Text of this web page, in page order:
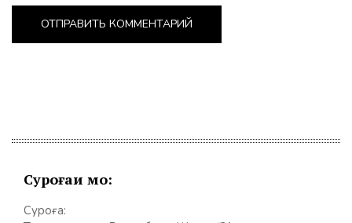
Суроғаи мо:
Суроға: